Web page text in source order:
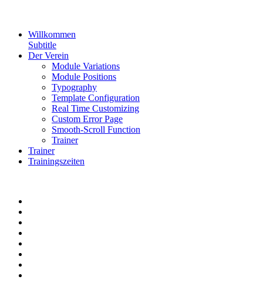
Willkommen
Subtitle
Der Verein
Module Variations
Module Positions
Typography
Template Configuration
Real Time Customizing
Custom Error Page
Smooth-Scroll Function
Trainer
Trainer
Trainingszeiten